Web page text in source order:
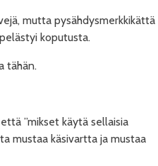
mutta pysähdysmerkkikättä
koputusta.
tähän.
”mikset käytä sellaisia
mustaa käsivartta ja mustaa